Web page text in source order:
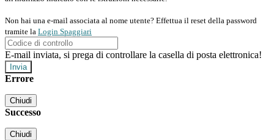
Non hai una e-mail associata al nome utente? Effettua il reset della password
tramite la Login Spaggiari
E-mail inviata, si prega di controllare la casella di posta elettronica!
Errore
Chiudi
Successo
Chiudi